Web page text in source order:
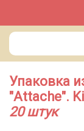
Упаковка
"Attache".
20 штук